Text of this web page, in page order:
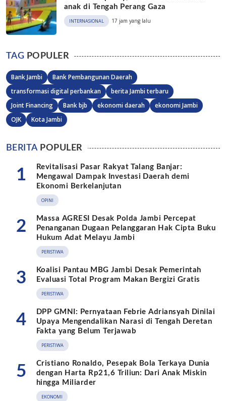
anak di Tengah Perang Gaza
INTERNASIONAL 17 jam yang lalu
TAG POPULER
Bank Jambi
Bank Pembangunan Daerah
transformasi digital perbankan
berita Jambi terbaru
Joint Financing
Bank bjb ekonomi daerah
ekonomi Jambi
OJK
Kota Jambi
BERITAPOPULER
1
Revitalisasi Pasar Rakyat Talang Banjar:
Mengawal Dampak Investasi Daerah demi
Ekonomi Berkelanjutan
OPINI
2
Massa AGRESI Desak Polda Jambi Percepat
Penanganan Dugaan Pelanggaran Hak Cipta Buku
Hukum Adat Melayu Jambi
PERISTIWA
3
Koalisi Pantau MBG Jambi Desak Pemerintah
Evaluasi Total Program Makan Bergizi Gratis
PERISTIWA
4
DPP GMNI: Pernyataan Febrie Adriansyah Dinilai
Upaya Mengendalikan Narasi di Tengah Deretan
Fakta yang Belum Terjawab
PERISTIWA
5
Cristiano Ronaldo, Pesepak Bola Terkaya Dunia
dengan Harta Rp21,6 Triliun: Dari Anak Miskin
hingga Miliarder
EKONOMI